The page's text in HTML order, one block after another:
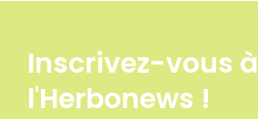
Inscrivez-vous à
l'Herbonews !